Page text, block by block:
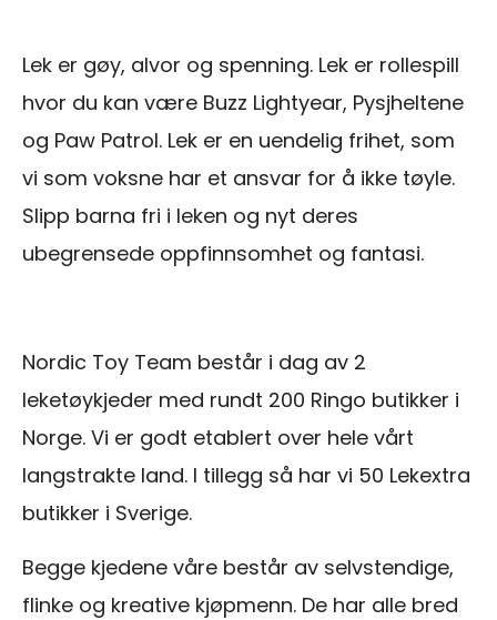
Lek er gøy, alvor og spenning. Lek er rollespill
hvor du kan være Buzz Lightyear, Pysjheltene
og Paw Patrol. Lek er en uendelig frihet, som
vi som voksne har et ansvar for å ikke tøyle.
Slipp barna fri i leken og nyt deres
ubegrensede oppfinnsomhet og fantasi.
Nordic Toy Team består i dag av 2
leketøykjeder med rundt 200 Ringo butikker i
Norge. Vi er godt etablert over hele vårt
langstrakte land. I tillegg så har vi 50 Lekextra
butikker i Sverige.
Begge kjedene våre består av selvstendige,
flinke og kreative kjøpmenn. De har alle bred